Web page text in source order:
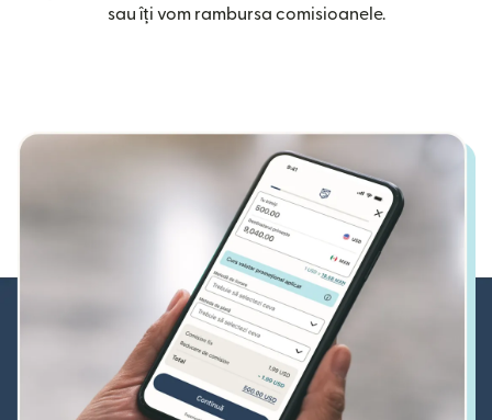
sau îți vom rambursa comisioanele.